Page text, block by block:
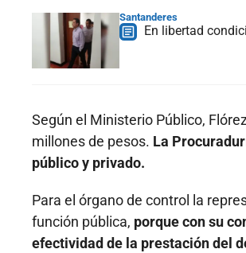
Santanderes
En libertad
Según el Ministerio Público,
millones de pesos. La
público y privado.
Para el órgano de control la
función pública, porque con su
efectividad de la prestación del